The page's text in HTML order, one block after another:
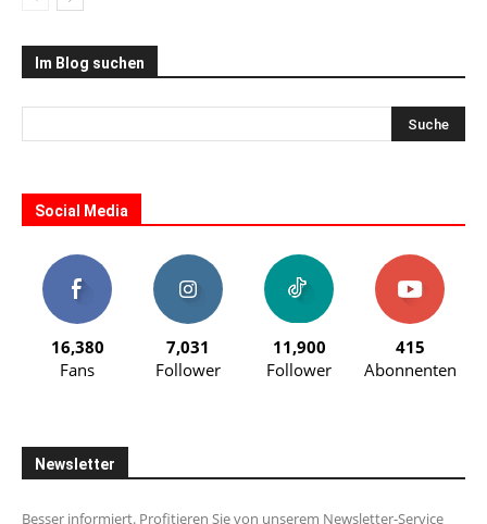
Im Blog suchen
Social Media
16,380
Fans
7,031
Follower
11,900
Follower
415
Abonnenten
Newsletter
Besser informiert. Profitieren Sie von unserem Newsletter-Service